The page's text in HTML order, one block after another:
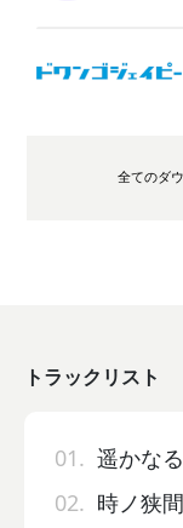
全てのダ
トラックリスト
01. 遥かな
02. 時ノ狭